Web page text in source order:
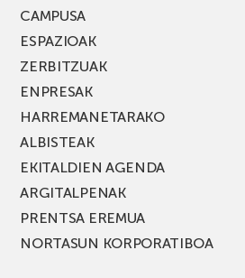
CAMPUSA
ESPAZIOAK
ZERBITZUAK
ENPRESAK
HARREMANETARAKO
ALBISTEAK
EKITALDIEN AGENDA
ARGITALPENAK
PRENTSA EREMUA
NORTASUN KORPORATIBOA